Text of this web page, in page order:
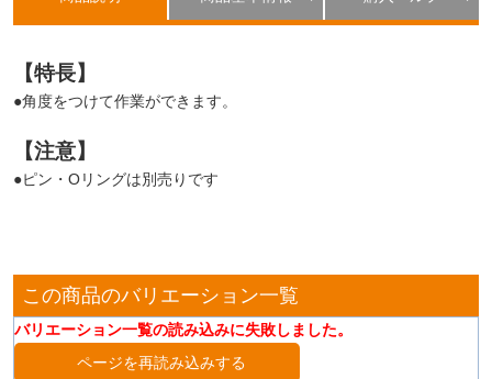
【特長】
●角度をつけて作業ができます。
【注意】
●ピン・Oリングは別売りです
この商品のバリエーション一覧
バリエーション一覧の読み込みに失敗しました。
ページを再読み込みする